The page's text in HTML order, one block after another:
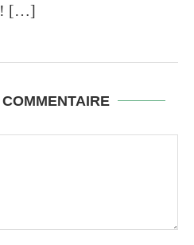
! […]